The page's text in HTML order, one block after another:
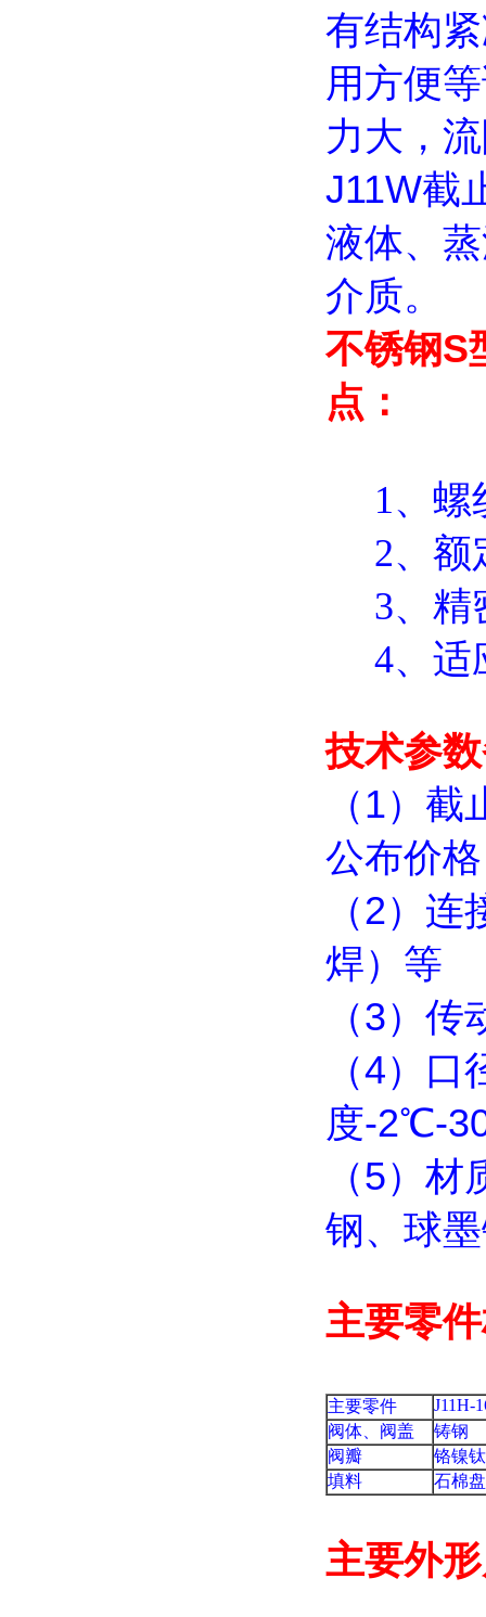
有结构
用方便
力大，
J11W截
液体、
介质。
不锈钢S
点：
1、螺
2、额
3、精
4、适
技术参
（1）
公布价
（2）
焊）等
（3）
（4）
度-2℃-
（5）
钢、球
主要零
主要零件
J11H-
阀体、阀盖
铸钢
阀瓣
铬镍
填料
石棉
主要外